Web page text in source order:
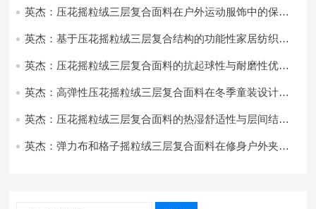
英杰：压花摇粒绒三层复合面料在户外运动服饰中的保暖
英杰：基于压花摇粒绒三层复合结构的功能性家居纺织品
英杰：压花摇粒绒三层复合面料的抗起球性与耐磨性优化
英杰：高弹性压花摇粒绒三层复合面料在冬季童装设计中
英杰：压花摇粒绒三层复合面料的热湿舒适性与层间结合
英杰：弹力布和格子摇粒绒三层复合面料在修身户外夹克